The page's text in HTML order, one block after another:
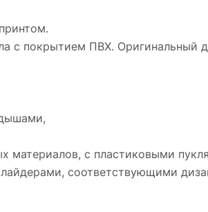
с покрытием ПВХ. Оригинальный
материалов, с пластиковыми
соответствующими